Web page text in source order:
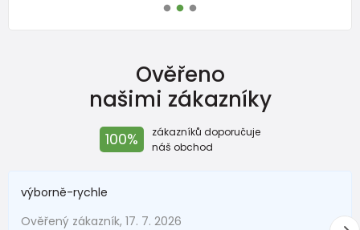
Ověřeno
našimi zákazníky
100%
zákazníků doporučuje
náš obchod
výborně-rychle
Ověřený zákazník, 17. 7. 2026